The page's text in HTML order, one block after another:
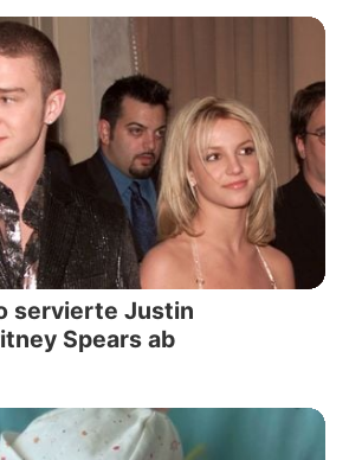
servierte Justin
Spears ab